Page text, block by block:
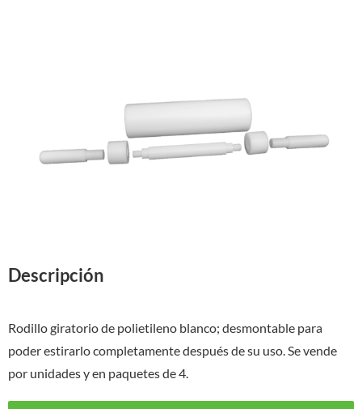
Descripción
Rodillo giratorio de polietileno blanco; desmontable para
poder estirarlo completamente después de su uso. Se vende
por unidades y en paquetes de 4.